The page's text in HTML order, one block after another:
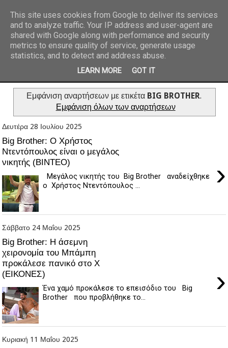
REPORTAZ NET
Εμφάνιση αναρτήσεων με ετικέτα BIG BROTHER.
Εμφάνιση όλων των αναρτήσεων
Δευτέρα 28 Ιουλίου 2025
Big Brother: Ο Χρήστος
Ντεντόπουλος είναι ο μεγάλος
νικητής (ΒΙΝΤΕΟ)
›
Μεγάλος νικητής του Big Brother αναδείχθηκε
ο Χρήστος Ντεντόπουλος ...
Σάββατο 24 Μαΐου 2025
Big Brother: Η άσεμνη
χειρονομία του Μπάμπη
προκάλεσε πανικό στο X
(ΕΙΚΟΝΕΣ)
›
Ένα χαμό προκάλεσε το επεισόδιο του Big
Brother που προβλήθηκε το...
Κυριακή 11 Μαΐου 2025
This site uses cookies from Google to deliver its services
and to analyze traffic. Your IP address and user-agent are
shared with Google along with performance and security
metrics to ensure quality of service, generate usage
statistics, and to detect and address abuse.
LEARN MORE GOT IT